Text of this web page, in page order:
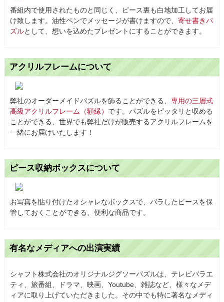
番組内で使用されたものと同じく、ピース裏も白地加工してお届
け致します。油性ペンでメッセージが書けますので、 寄せ書きパ
ズルとして、想いを込めたプレゼントにすることができます。
アクリルフレームについて
弊社のオーダーメイドパズルを飾ることができる、 専用の三層式
高級アクリルフレーム（額縁） です。パズルをピッタリと収める
ことができる、世界でも弊社だけが販売するアクリルフレームを
一緒にお届けいたします！
ピース収納ボックスについて
お写真を貼り付けたオシャレなボックスで、バラしたピースを保
管しておくことができる、便利な商品です。
有名なメディアへの出演実績
シャフト株式会社のオリジナルジグソーパズルは、テレビバラエ
ティ、旅番組、ドラマ、映画、Youtube、雑誌など、様々なメデ
ィアに取り上げていただきました。その中でも特に著名なメディ